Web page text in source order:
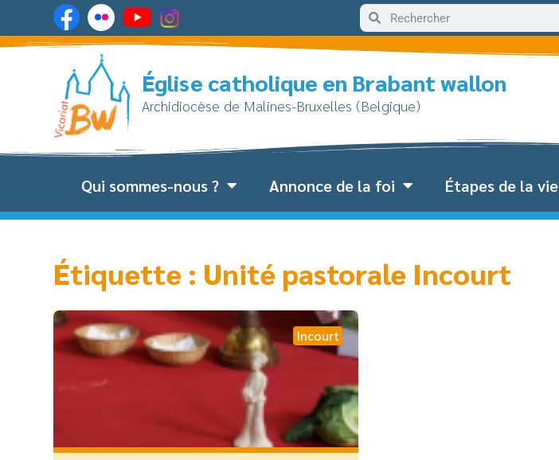
Église catholique en Brabant wallon
Archidiocèse de Malines-Bruxelles (Belgique)
Qui sommes-nous ? Annonce de la foi Étapes de la vie
Étiquette : Unité pastorale Incourt
Incourt